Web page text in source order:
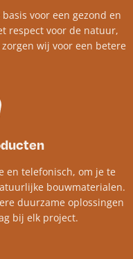
voor een gezond en
respect voor de natuur,
wij voor een betere
en telefonisch, om je te
bouwmaterialen.
duurzame oplossingen
bij elk project.​